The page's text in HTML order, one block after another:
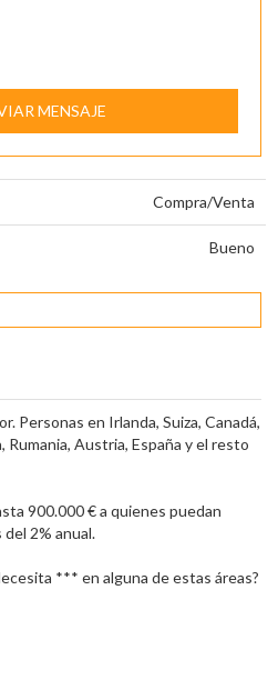
MENSAJE
Compra/Venta
Bueno
Personas en Irlanda, Suiza, Canadá,
Rumania, Austria, España y el resto
900.000 € a quienes puedan
2% anual.
*** en alguna de estas áreas?